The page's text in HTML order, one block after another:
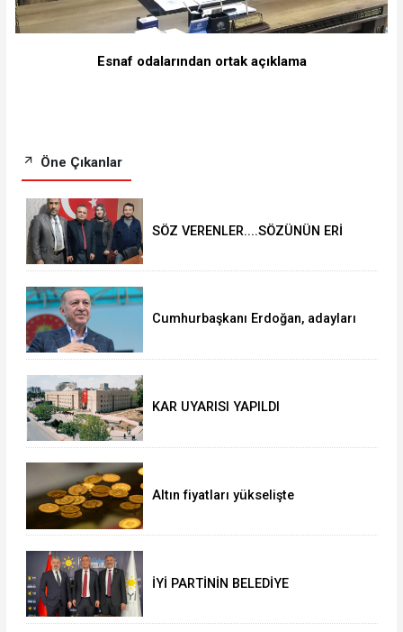
Esnaf odalarından ortak açıklama
Öne Çıkanlar
SÖZ VERENLER....SÖZÜNÜN ERİ
Cumhurbaşkanı Erdoğan, adayları
KAR UYARISI YAPILDI
Altın fiyatları yükselişte
İYİ PARTİNİN BELEDİYE